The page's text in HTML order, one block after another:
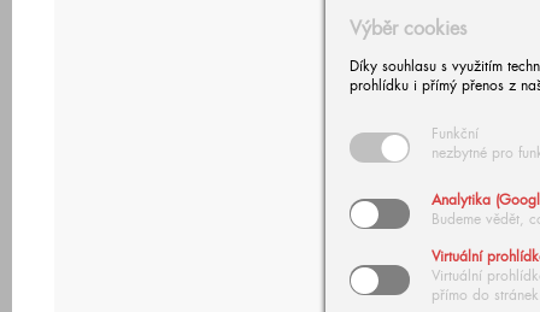
Výběr cookies
Díky souhlasu s využitím
prohlídku i přímý přenos z
Funkční
nezbytné pro
Analytika
Budeme vědět,
Virtuální
Virtuální
přímo do stránek